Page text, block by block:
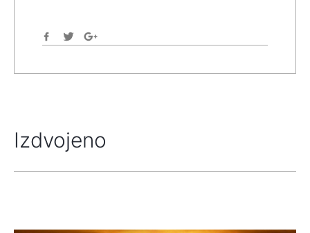
Izdvojeno